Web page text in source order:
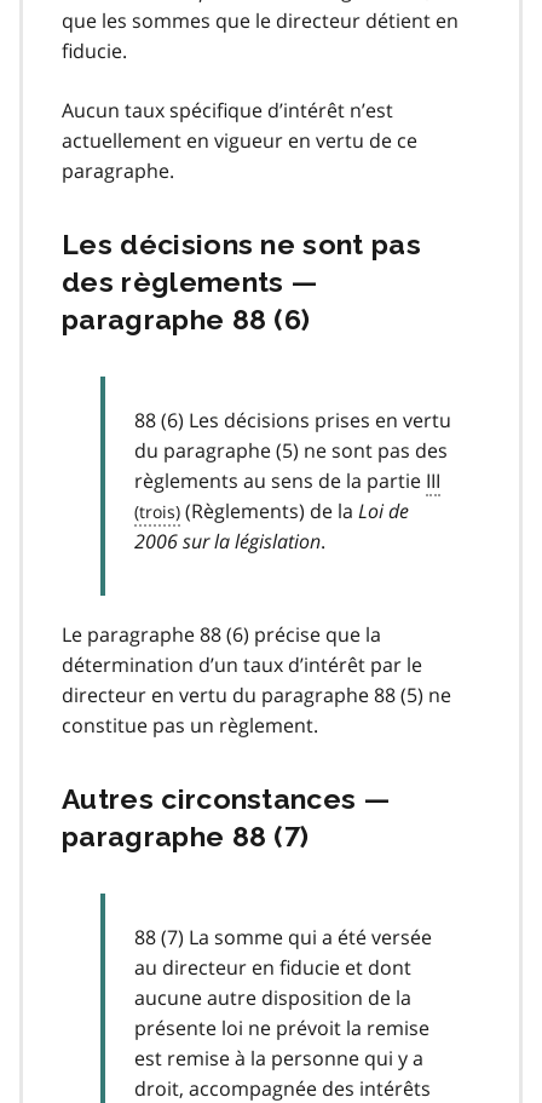
que les sommes que le directeur détient en
fiducie.
Aucun taux spécifique d’intérêt n’est
actuellement en vigueur en vertu de ce
paragraphe.
Les décisions ne sont pas
des règlements —
paragraphe 88 (6)
88 (6) Les décisions prises en vertu
du paragraphe (5) ne sont pas des
règlements au sens de la partie III
(Règlements) de la Loi de
2006 sur la législation.
Le paragraphe 88 (6) précise que la
détermination d’un taux d’intérêt par le
directeur en vertu du paragraphe 88 (5) ne
constitue pas un règlement.
Autres circonstances —
paragraphe 88 (7)
88 (7) La somme qui a été versée
au directeur en fiducie et dont
aucune autre disposition de la
présente loi ne prévoit la remise
est remise à la personne qui y a
droit, accompagnée des intérêts